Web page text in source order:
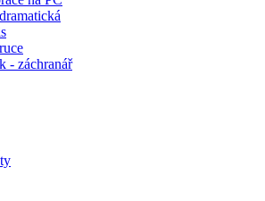
- záchranář